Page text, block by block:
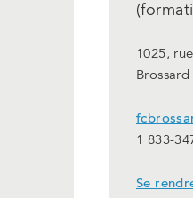
1025,
1 833-
Se